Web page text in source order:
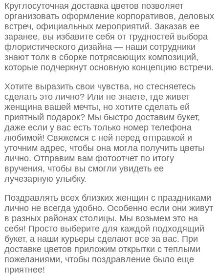
Круглосуточная доставка цветов позволяет
организовать оформление корпоративов, деловых
встреч, официальных мероприятий. Заказав ее
заранее, вы избавите себя от трудностей выбора
флористического дизайна — наши сотрудники
знают толк в сборке потрясающих композиций,
которые подчеркнут основную концепцию встречи.
Хотите выразить свои чувства, но стесняетесь
сделать это лично? Или не знаете, где живет
женщина вашей мечты, но хотите сделать ей
приятный подарок? Мы быстро доставим букет,
даже если у вас есть только номер телефона
любимой! Свяжемся с ней перед отправкой и
уточним адрес, чтобы она могла получить цветы
лично. Отправим вам фотоотчет по итогу
вручения, чтобы вы смогли увидеть ее
лучезарную улыбку.
Поздравлять всех близких женщин с праздниками
лично не всегда удобно. Особенно если они живут
в разных районах столицы. Мы возьмем это на
себя! Просто выберите для каждой подходящий
букет, а наши курьеры сделают все за вас. При
доставке цветов приложим открытки с теплыми
пожеланиями, чтобы поздравление было еще
приятнее!